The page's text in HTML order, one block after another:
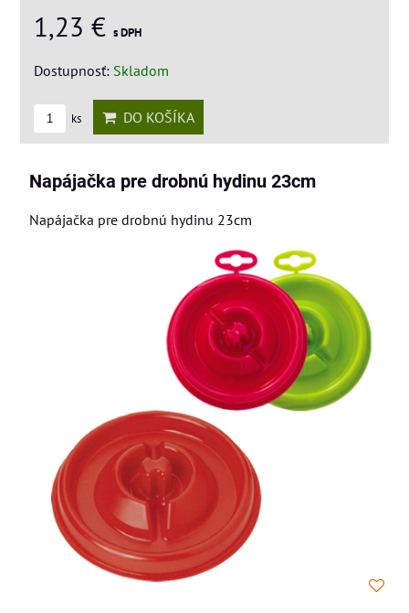
1,23 € s DPH
Dostupnosť: Skladom
ks DO KOŠÍKA
Napájačka pre drobnú hydinu 23cm
Napájačka pre drobnú hydinu 23cm